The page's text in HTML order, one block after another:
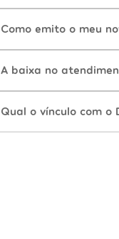
Como emito o meu
A baixa no
Qual o vínculo com o